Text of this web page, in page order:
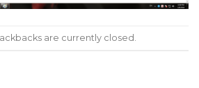
are currently closed.